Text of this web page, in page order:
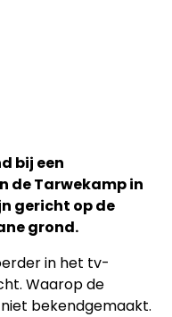
bij een
de Tarwekamp in
gericht op de
grond.
in het tv-
Waarop de
bekendgemaakt.